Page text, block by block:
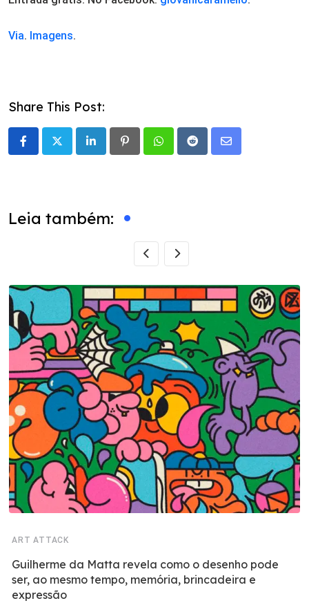
Via. Imagens.
Share This Post:
LinkedIn PinterestWhatsappRedditShare
Leia também:
ART ATTACK
Guilherme da Matta revela como o desenho pode
ser, ao mesmo tempo, memória, brincadeira e
expressão